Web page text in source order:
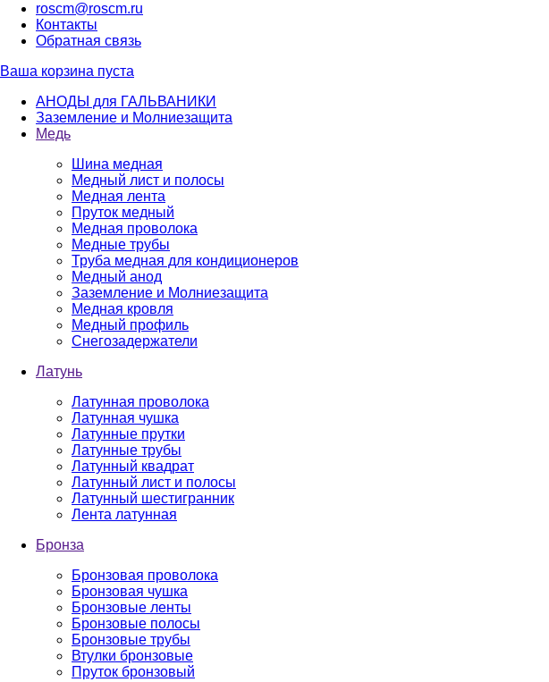
roscm@roscm.ru
Контакты
Обратная связь
Ваша корзина пуста
АНОДЫ для ГАЛЬВАНИКИ
Заземление и Молниезащита
Медь
Шина медная
Медный лист и полосы
Медная лента
Пруток медный
Медная проволока
Медные трубы
Труба медная для кондиционеров
Медный анод
Заземление и Молниезащита
Медная кровля
Медный профиль
Снегозадержатели
Латунь
Латунная проволока
Латунная чушка
Латунные прутки
Латунные трубы
Латунный квадрат
Латунный лист и полосы
Латунный шестигранник
Лента латунная
Бронза
Бронзовая проволока
Бронзовая чушка
Бронзовые ленты
Бронзовые полосы
Бронзовые трубы
Втулки бронзовые
Пруток бронзовый